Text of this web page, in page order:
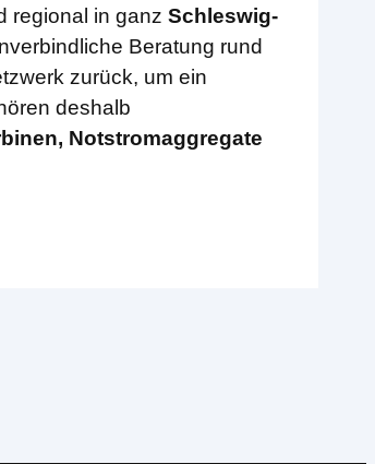
regional in ganz Schleswig-
Beratung rund
zurück, um ein
deshalb
Notstromaggregate